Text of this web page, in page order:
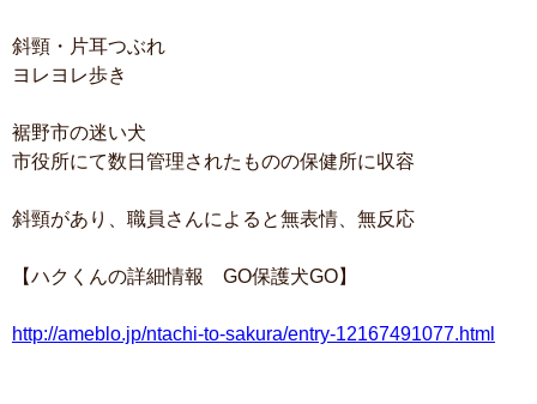
斜頸・片耳つぶれ
ヨレヨレ歩き
裾野市の迷い犬
市役所にて数日管理されたものの保健所に収容
斜頸があり、職員さんによると無表情、無反応
【ハクくんの詳細情報 GO保護犬GO】
http://ameblo.jp/ntachi-to-sakura/entry-12167491077.html